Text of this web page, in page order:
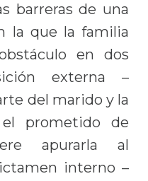
barreras de una
la que la familia
en dos
externa –
del marido y la
prometido de
apurarla al
interno –